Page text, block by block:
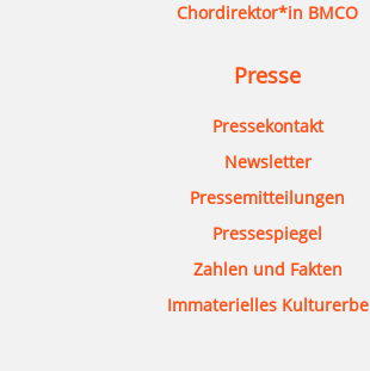
Chordirektor*in BMCO
Presse
Pressekontakt
Newsletter
Pressemitteilungen
Pressespiegel
Zahlen und Fakten
Immaterielles Kulturerbe